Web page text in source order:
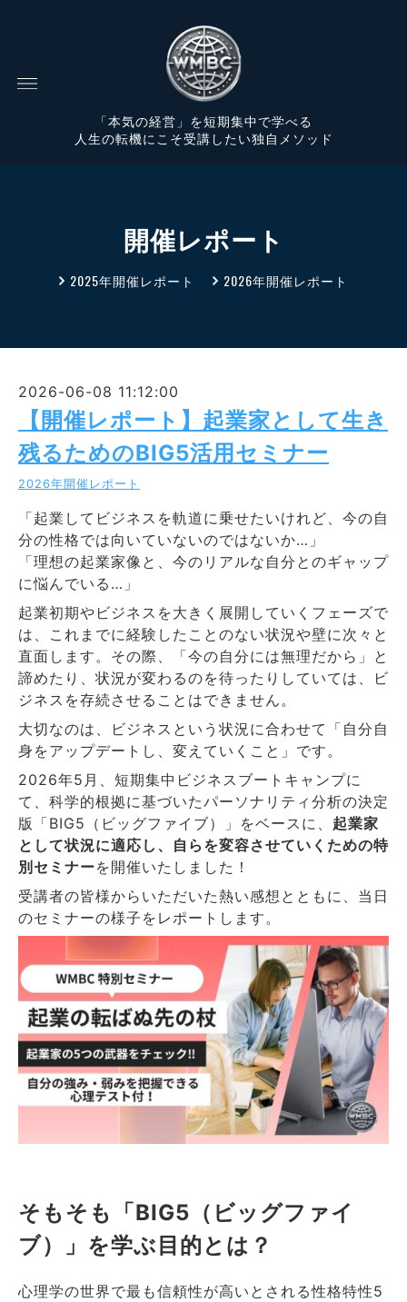
「本気の経営」を短期集中で学べる
人生の転機にこそ受講したい独自メソッド
開催レポート
2025年開催レポート 2026年開催レポート
2026-06-08 11:12:00
【開催レポート】起業家として生き
残るためのBIG5活用セミナー
2026年開催レポート
「起業してビジネスを軌道に乗せたいけれど、今の自
分の性格では向いていないのではないか…」
「理想の起業家像と、今のリアルな自分とのギャップ
に悩んでいる…」
起業初期やビジネスを大きく展開していくフェーズで
は、これまでに経験したことのない状況や壁に次々と
直面します。その際、「今の自分には無理だから」と
諦めたり、状況が変わるのを待ったりしていては、ビ
ジネスを存続させることはできません。
大切なのは、ビジネスという状況に合わせて「自分自
身をアップデートし、変えていくこと」です。
2026年5月、短期集中ビジネスブートキャンプに
て、科学的根拠に基づいたパーソナリティ分析の決定
版「BIG5（ビッグファイブ）」をベースに、 起業家
として状況に適応し、自らを変容させていくための特
別セミナーを開催いたしました！
受講者の皆様からいただいた熱い感想とともに、当日
のセミナーの様子をレポートします。
そもそも「BIG5（ビッグファイ
ブ）」を学ぶ目的とは？
心理学の世界で最も信頼性が高いとされる性格特性5